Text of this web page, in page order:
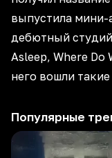
выпустила мини-
дебютный
Asleep, Where Do
него вошли
Популярные